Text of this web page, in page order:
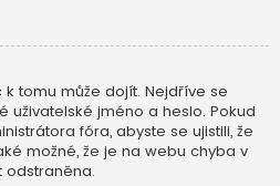
k tomu může dojít. Nejdříve se
uživatelské jméno a heslo. Pokud
fóra, abyste se ujistili, že
možné, že je na webu chyba v
odstraněna.